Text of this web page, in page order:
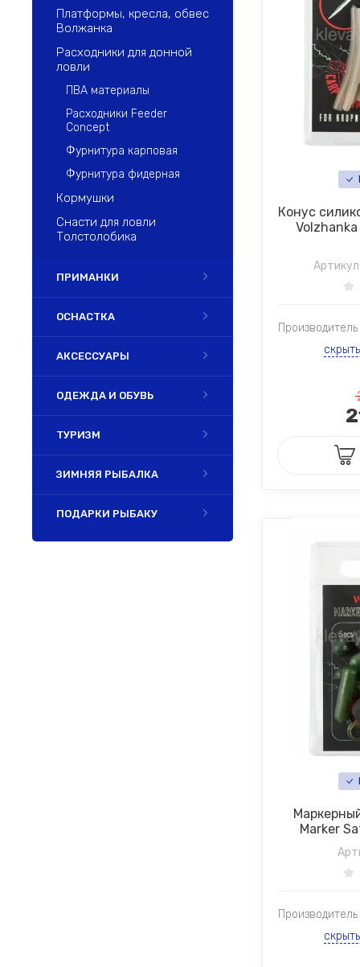
Платформы, кресла, обвес
Волжанка
Расходники для донной
ловли
ПВА материалы
Расходники Feeder
Concept
Фурнитура карповая
Фурнитура фидерная
Кормушки
Снасти для ловли
Толстолобика
ПРИМАНКИ
ОСНАСТКА
АКСЕССУАРЫ
ОДЕЖДА И ОБУВЬ
ТУРИЗМ
ЗИМНЯЯ РЫБАЛКА
ПОДАРКИ РЫБАКУ
Конус
Производитель
Marker
Производитель